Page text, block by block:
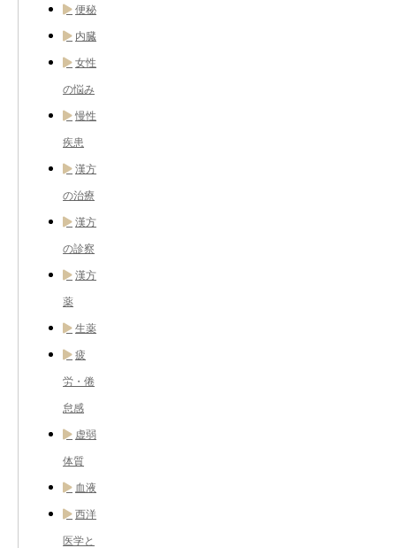
便秘
内臓
女性
の悩み
慢性
疾患
漢方
の治療
漢方
の診察
漢方
薬
生薬
疲
労・倦
怠感
虚弱
体質
血液
西洋
医学と